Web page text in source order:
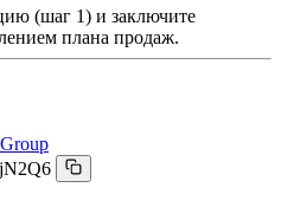
(шаг 1) и заключите
плана продаж.